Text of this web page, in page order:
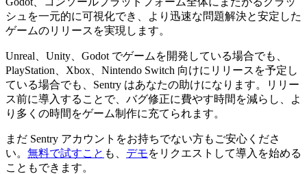
シュを一元的に可視化でき、より迅速な問題解決と安定した
ゲームのリリースを実現します。
Unreal、Unity、Godot でゲームを開発している場合でも、
PlayStation、Xbox、Nintendo Switch 向けにリリースを予定し
ている場合でも、Sentry はあなたの助けになります。リリー
ス前に導入することで、バグ修正に費やす時間を減らし、よ
り多くの時間をゲーム制作に充てられます。
まだ Sentry アカウントをお持ちでない方もご安心くださ
い。 無料で試すこと も、 デモをリクエストして導入を始める
こともできます。